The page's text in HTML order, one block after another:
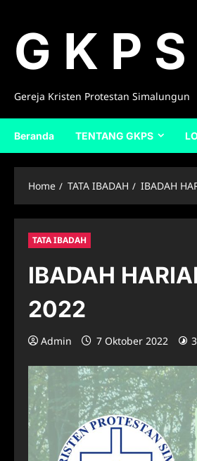
contentG K P S
Gereja Kristen Protestan Simalungun
Beranda TENTANG GKPS
Home TATA IBADAH IBADAH
TATA IBADAH
IBADAH
2022
Admin 7 Oktober 2022